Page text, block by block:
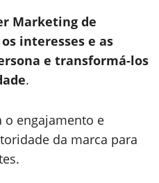
Marketing de
interesses e as
e transformá-los
.
o engajamento e
da marca para